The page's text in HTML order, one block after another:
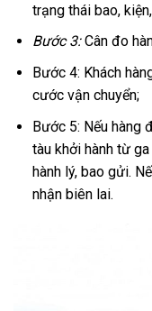
trạng thái bao,
Bước 3:Cân đo
Bước 4: Khách
cước vận chuyển;
Bước 5: Nếu hàng
tàu khởi hành từ
hành lý, bao gửi.
nhận biên lai.